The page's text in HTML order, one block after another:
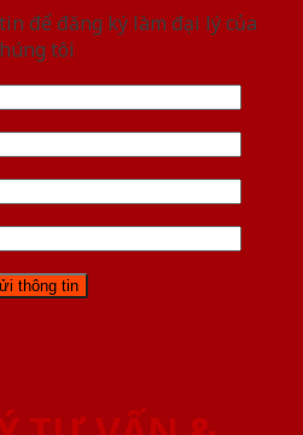
để đăng ký làm đại lý của
tôi